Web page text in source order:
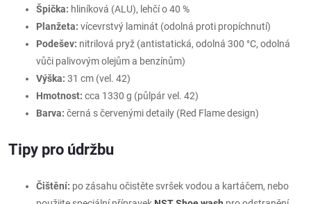
Špička: hliníková (ALU), lehčí o 40 %
Planžeta: vícevrstvý laminát (odolná proti propíchnutí)
Podešev: nitrilová pryž (antistatická, odolná 300 °C, odolná
vůči palivovým olejům a benzínům)
Výška: 31 cm (vel. 42)
Hmotnost: cca 1330 g (půlpár vel. 42)
Barva: černá s červenými detaily (Red Flame design)
Tipy pro údržbu
Čištění: po zásahu očistěte svršek vodou a kartáčem, nebo